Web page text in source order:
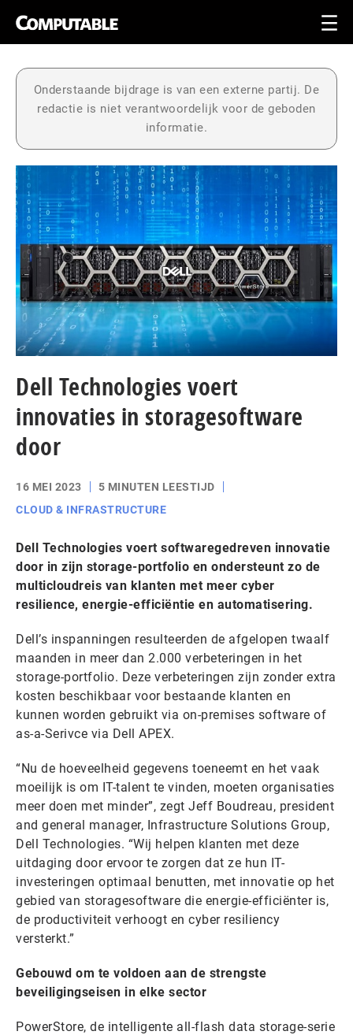
Onderstaande bijdrage is van een externe partij. De
redactie is niet verantwoordelijk voor de geboden
informatie.
Dell Technologies voert
innovaties in storagesoftware
door
16 MEI 2023
5 MINUTEN LEESTIJD
CLOUD & INFRASTRUCTURE
Dell Technologies voert softwaregedreven innovatie
door in zijn storage-portfolio en ondersteunt zo de
multicloudreis van klanten met meer cyber
resilience, energie-efficiëntie en automatisering.
Dell’s inspanningen resulteerden de afgelopen twaalf
maanden in meer dan 2.000 verbeteringen in het
storage-portfolio. Deze verbeteringen zijn zonder extra
kosten beschikbaar voor bestaande klanten en
kunnen worden gebruikt via on-premises software of
as-a-Serivce via Dell APEX.
“Nu de hoeveelheid gegevens toeneemt en het vaak
moeilijk is om IT-talent te vinden, moeten organisaties
meer doen met minder”, zegt Jeff Boudreau, president
and general manager, Infrastructure Solutions Group,
Dell Technologies. “Wij helpen klanten met deze
uitdaging door ervoor te zorgen dat ze hun IT-
investeringen optimaal benutten, met innovatie op het
gebied van storagesoftware die energie-efficiënter is,
de productiviteit verhoogt en cyber resiliency
versterkt.”
Gebouwd om te voldoen aan de strengste
beveiligingseisen in elke sector
PowerStore, de intelligente all-flash data storage-serie